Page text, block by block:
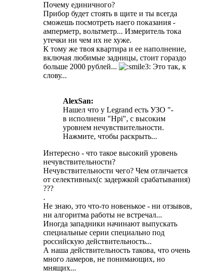
Почему единичного?
Прибор будет стоять в щите и ты всегда
сможешь посмотреть наего показания -
амперметр, вольтметр... Измеритель тока
утечки ни чем их не хуже.
К тому же твоя квартира и ее наполнение,
включая любимые задницы, стоит гораздо
больше 2000 рублей...
Это так, к
слову...
AlexSan:
Нашел что у Legrand есть УЗО "-
в исполнени "Hpi", с высоким
уровнем нечувствительности.
Нажмите, чтобы раскрыть...
Интересно - что такое высокий уровень
нечувствительности?
Нечувствительности чего? Чем отличается
от селективных(с задержкой срабатывания)
???
.
Не знаю, это что-то новенькое - ни отзывов,
ни алгоритма работы не встречал...
Иногда западники начинают выпускать
специальные серии специально под
российскую действительность...
А наша действительность такова, что очень
много ламеров, не понимающих, но
мнящих...